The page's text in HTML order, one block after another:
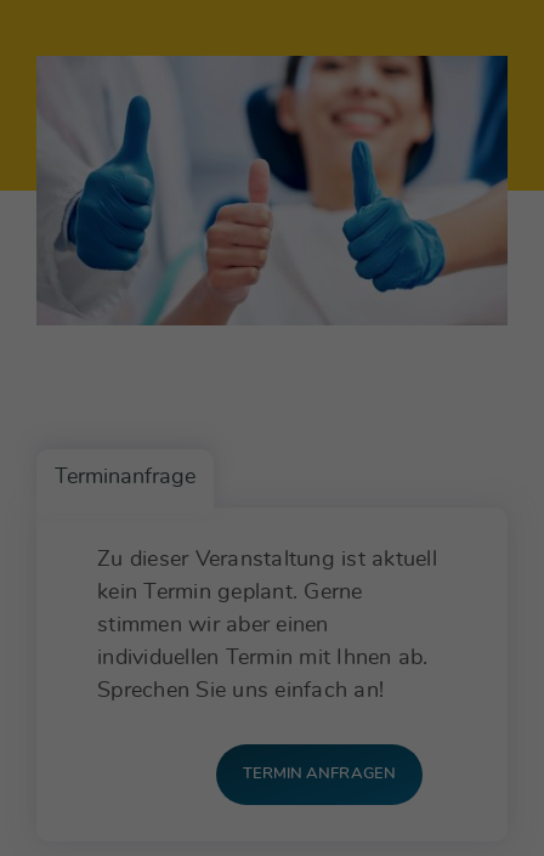
Terminanfrage
Zu dieser Veranstaltung ist aktuell
kein Termin geplant. Gerne
stimmen wir aber einen
individuellen Termin mit Ihnen ab.
Sprechen Sie uns einfach an!
TERMIN ANFRAGEN